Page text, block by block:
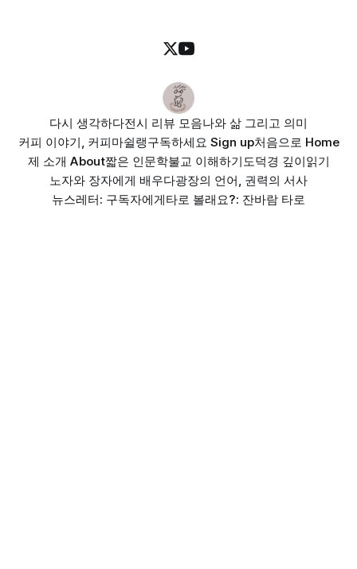
다시 생각하다전시 리뷰 모음나와 삶 그리고 의미
커피 이야기, 커피마쉴랭구독하세요 Sign up처음으로 Home
제 소개 About짧은 인문학불교 이해하기도덕경 깊이읽기
노자와 장자에게 배우다광장의 언어, 권력의 서사
뉴스레터: 구독자에게타로 볼래요?: 잔바람 타로